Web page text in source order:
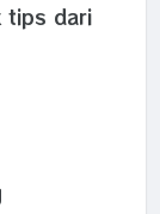
tips dari